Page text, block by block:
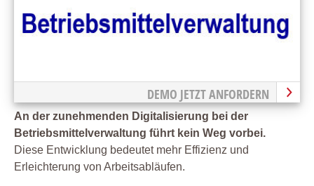
DEMO JETZT ANFORDERN
An der zunehmenden Digitalisierung bei der
Betriebsmittelverwaltung führt kein Weg vorbei.
Diese Entwicklung bedeutet mehr Effizienz und
Erleichterung von Arbeitsabläufen.